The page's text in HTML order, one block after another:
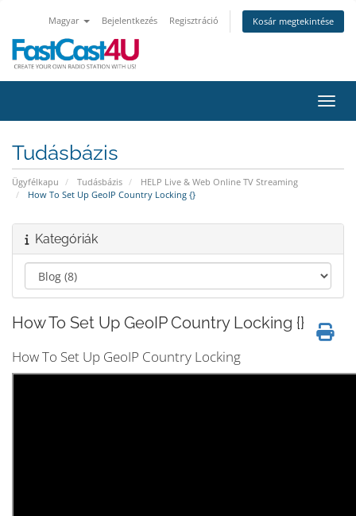
Magyar Bejelentkezés Regisztráció Kosár megtekintése
Tudásbázis
Ügyfélkapu Tudásbázis
HELP Live & Web Online TV Streaming
How To Set Up GeoIP Country Locking {}
Kategóriák
How To Set Up GeoIP Country Locking {}
How To Set Up GeoIP Country Locking